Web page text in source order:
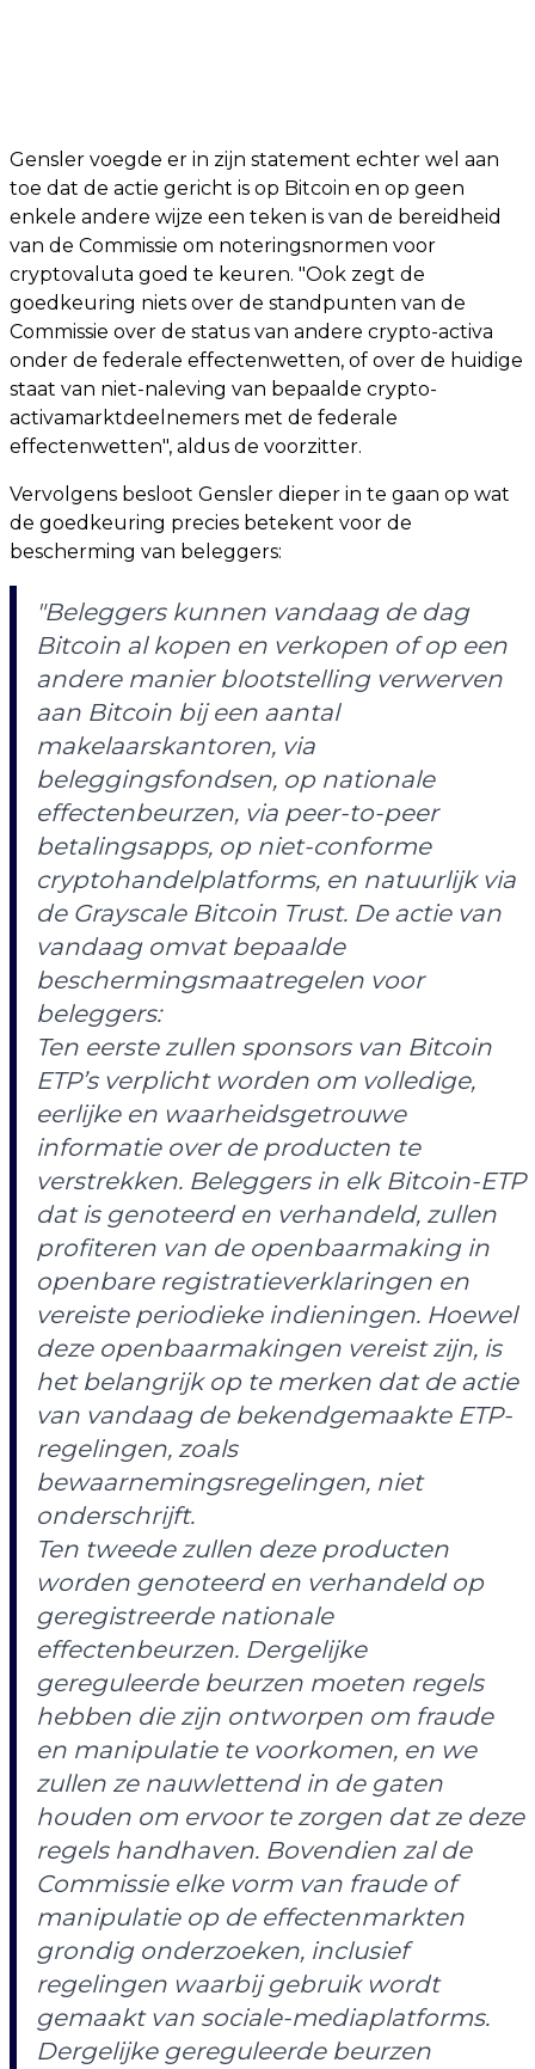
Gensler voegde er in zijn statement echter wel aan
toe dat de actie gericht is op Bitcoin en op geen
enkele andere wijze een teken is van de bereidheid
van de Commissie om noteringsnormen voor
cryptovaluta goed te keuren. "Ook zegt de
goedkeuring niets over de standpunten van de
Commissie over de status van andere crypto-activa
onder de federale effectenwetten, of over de huidige
staat van niet-naleving van bepaalde crypto-
activamarktdeelnemers met de federale
effectenwetten", aldus de voorzitter.
Vervolgens besloot Gensler dieper in te gaan op wat
de goedkeuring precies betekent voor de
bescherming van beleggers:
"Beleggers kunnen vandaag de dag
Bitcoin al kopen en verkopen of op een
andere manier blootstelling verwerven
aan Bitcoin bij een aantal
makelaarskantoren, via
beleggingsfondsen, op nationale
effectenbeurzen, via peer-to-peer
betalingsapps, op niet-conforme
cryptohandelplatforms, en natuurlijk via
de Grayscale Bitcoin Trust. De actie van
vandaag omvat bepaalde
beschermingsmaatregelen voor
beleggers:
Ten eerste zullen sponsors van Bitcoin
ETP’s verplicht worden om volledige,
eerlijke en waarheidsgetrouwe
informatie over de producten te
verstrekken. Beleggers in elk Bitcoin-ETP
dat is genoteerd en verhandeld, zullen
profiteren van de openbaarmaking in
openbare registratieverklaringen en
vereiste periodieke indieningen. Hoewel
deze openbaarmakingen vereist zijn, is
het belangrijk op te merken dat de actie
van vandaag de bekendgemaakte ETP-
regelingen, zoals
bewaarnemingsregelingen, niet
onderschrijft.
Ten tweede zullen deze producten
worden genoteerd en verhandeld op
geregistreerde nationale
effectenbeurzen. Dergelijke
gereguleerde beurzen moeten regels
hebben die zijn ontworpen om fraude
en manipulatie te voorkomen, en we
zullen ze nauwlettend in de gaten
houden om ervoor te zorgen dat ze deze
regels handhaven. Bovendien zal de
Commissie elke vorm van fraude of
manipulatie op de effectenmarkten
grondig onderzoeken, inclusief
regelingen waarbij gebruik wordt
gemaakt van sociale-mediaplatforms.
Dergelijke gereguleerde beurzen